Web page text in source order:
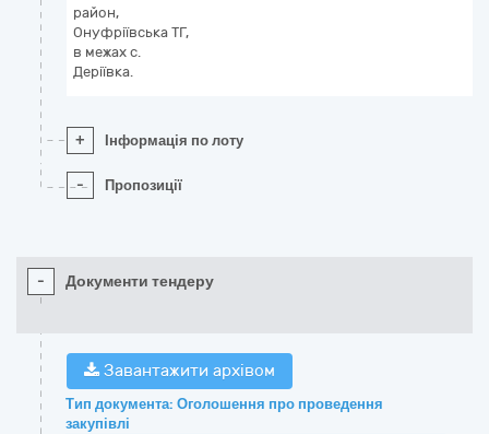
район,
Онуфріївська ТГ,
в межах с.
Деріївка.
+ Інформація по лоту
- Пропозиції
- Документи тендеру
Завантажити архівом
Тип документа: Оголошення про проведення
закупівлі